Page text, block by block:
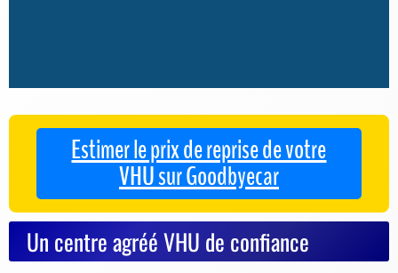
Estimer le prix de reprise de votre
VHU sur Goodbyecar
Un centre agréé VHU de confiance